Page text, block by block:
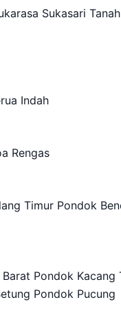
Sukasari
Indah
Rengas
Timur Pondok
Pondok Kacang
Pondok Pucung